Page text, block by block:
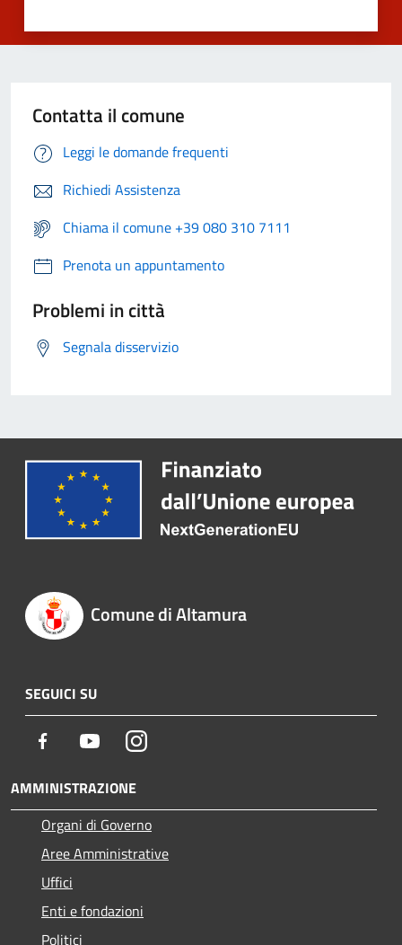
Contatta il comune
Leggi le domande frequenti
Richiedi Assistenza
Chiama il comune +39 080 310 7111
Prenota un appuntamento
Problemi in città
Segnala disservizio
Comune di Altamura
SEGUICI SU
Facebook YoutubeInstagram
AMMINISTRAZIONE
Organi di Governo
Aree Amministrative
Uffici
Enti e fondazioni
Politici